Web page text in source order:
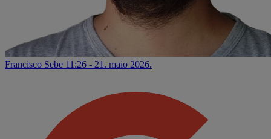
Francisco Sebe 11:26 - 21. maio 2026.